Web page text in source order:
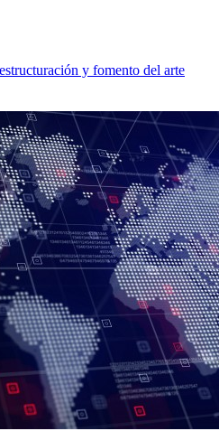
y fomento del arte